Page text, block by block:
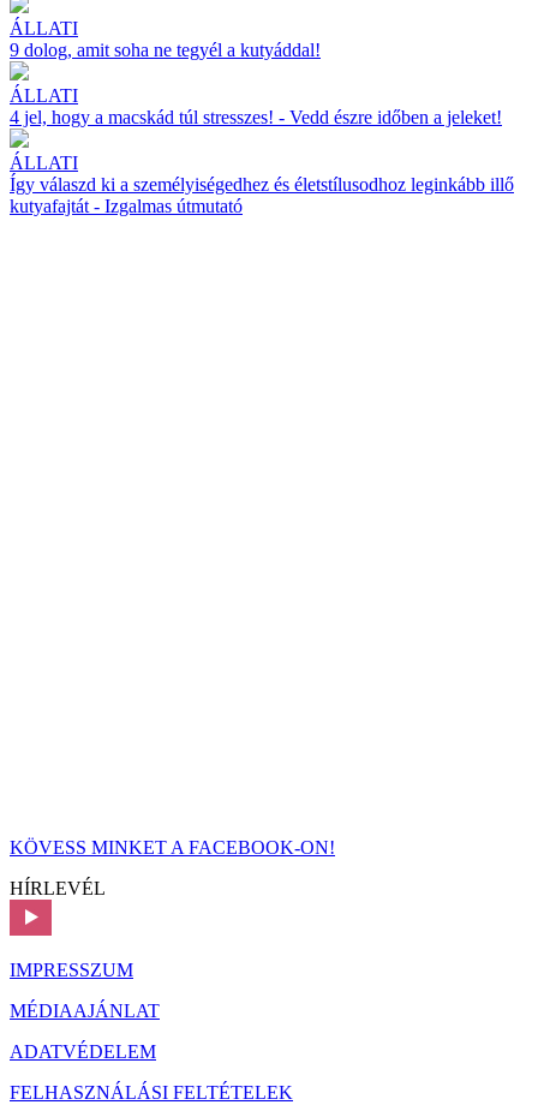
ÁLLATI
9 dolog, amit soha ne tegyél a kutyáddal!
ÁLLATI
4 jel, hogy a macskád túl stresszes! - Vedd észre időben a jeleket!
ÁLLATI
Így válaszd ki a személyiségedhez és életstílusodhoz leginkább illő
kutyafajtát - Izgalmas útmutató
KÖVESS MINKET A FACEBOOK-ON!
HÍRLEVÉL
IMPRESSZUM
MÉDIAAJÁNLAT
ADATVÉDELEM
FELHASZNÁLÁSI FELTÉTELEK